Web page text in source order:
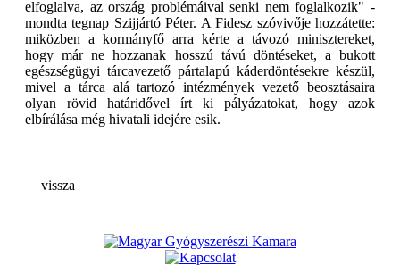
elfoglalva, az ország problémáival senki nem foglalkozik" -
mondta tegnap Szijjártó Péter. A Fidesz szóvivője hozzátette:
miközben a kormányfő arra kérte a távozó minisztereket,
hogy már ne hozzanak hosszú távú döntéseket, a bukott
egészségügyi tárcavezető pártalapú káderdöntésekre készül,
mivel a tárca alá tartozó intézmények vezető beosztásaira
olyan rövid határidővel írt ki pályázatokat, hogy azok
elbírálása még hivatali idejére esik.
vissza